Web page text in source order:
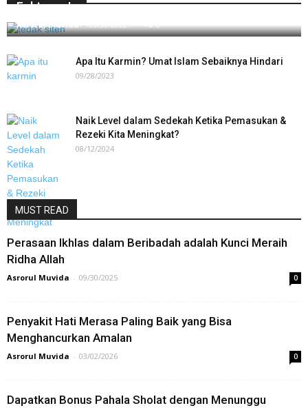
Faktanya!
Asrorul Muvida - 09/30/2022 0
Apa Itu Karmin? Umat Islam Sebaiknya Hindari
09/28/2023
Naik Level dalam Sedekah Ketika Pemasukan &
Rezeki Kita Meningkat?
08/12/2024
MUST READ
Perasaan Ikhlas dalam Beribadah adalah Kunci Meraih
Ridha Allah
Asrorul Muvida - 09/30/2025 0
Penyakit Hati Merasa Paling Baik yang Bisa
Menghancurkan Amalan
Asrorul Muvida - 03/02/2026 0
Dapatkan Bonus Pahala Sholat dengan Menunggu